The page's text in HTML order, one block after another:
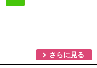
さらに見る